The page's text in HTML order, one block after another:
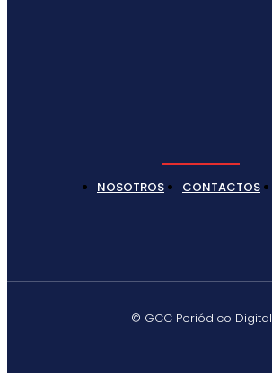
NOSOTROS CONTACTOS
© GCC Periódico Digital